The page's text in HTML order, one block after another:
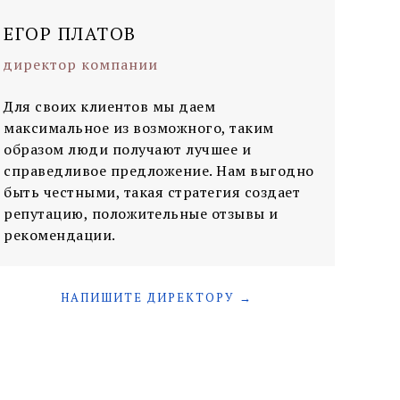
Для своих клиентов мы даем
максимальное из возможного, таким
образом люди получают лучшее и
справедливое предложение. Нам выгодно
быть честными, такая стратегия создает
репутацию, положительные отзывы и
рекомендации.
ЕГОР ПЛАТОВ
директор компании
НАПИШИТЕ ДИРЕКТОРУ →